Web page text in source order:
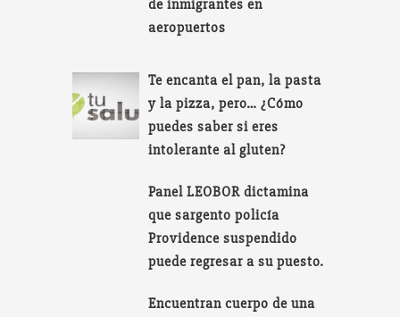
de inmigrantes en
aeropuertos
Te encanta el pan, la pasta
y la pizza, pero… ¿Cómo
puedes saber si eres
intolerante al gluten?
Panel LEOBOR dictamina
que sargento policía
Providence suspendido
puede regresar a su puesto.
Encuentran cuerpo de una